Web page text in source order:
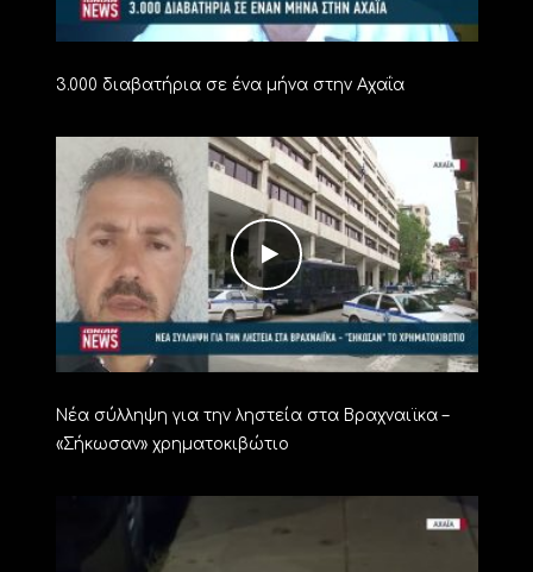
3.000 διαβατήρια σε ένα μήνα στην Αχαΐα
Νέα σύλληψη για την ληστεία στα Βραχναιϊκα –
«Σήκωσαν» χρηματοκιβώτιο